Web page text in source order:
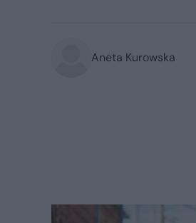
Aneta Kurowska